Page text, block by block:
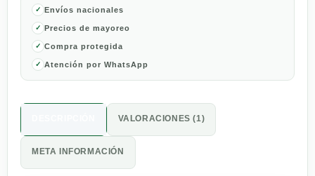
Adulto
1.8
kg
cantidad
Envíos nacionales
Precios de mayoreo
Compra protegida
Atención por WhatsApp
VALORACIONES (1)
META INFORMACIÓN